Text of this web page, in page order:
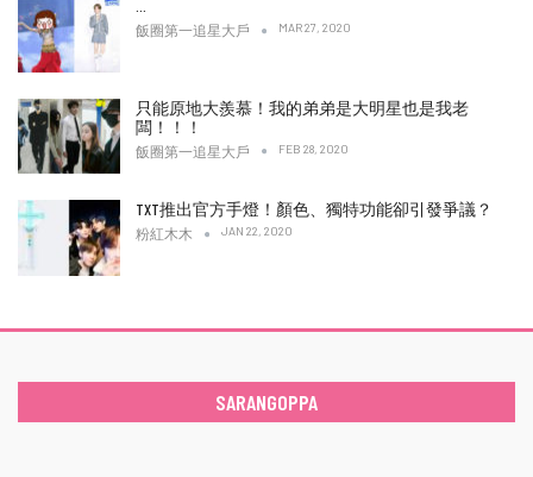
飯圈第一追星大戶 MAR 27, 2020
只能原地大羨慕！我的弟弟是大明星也是我老
闆！！！
飯圈第一追星大戶 FEB 28, 2020
TXT推出官方手燈！顏色、獨特功能卻引發爭議？
粉紅木木 JAN 22, 2020
SARANGOPPA